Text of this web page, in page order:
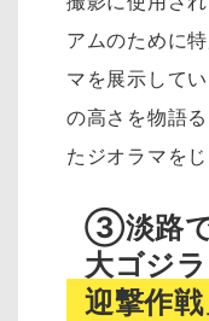
アムのために
マを展示して
の高さを物語
たジオラマを
③淡路で
大ゴジ
迎撃作